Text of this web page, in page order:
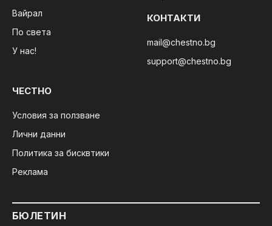
Вайрал
По света
У нас!
КОНТАКТИ
mail@chestno.bg
support@chestno.bg
ЧЕСТНО
Условия за ползване
Лични данни
Политика за бисквтики
Реклама
БЮЛЕТИН